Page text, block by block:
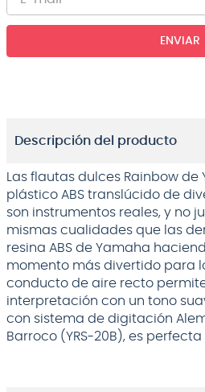
ENVIAR
Descripción del producto
Las flautas dulces Rainbow
plástico ABS translúcido de
son instrumentos reales, y no
mismas cualidades que las
resina ABS de Yamaha
momento más divertido para
conducto de aire recto
interpretación con un tono
con sistema de digitación
Barroco (YRS-20B), es